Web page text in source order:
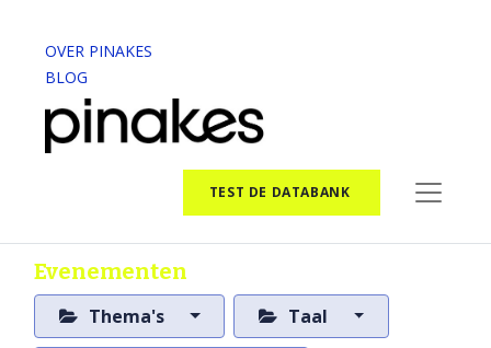
OVER PINAKES
BLOG
TEST DE DATABANK
Evenementen
Thema's Taal